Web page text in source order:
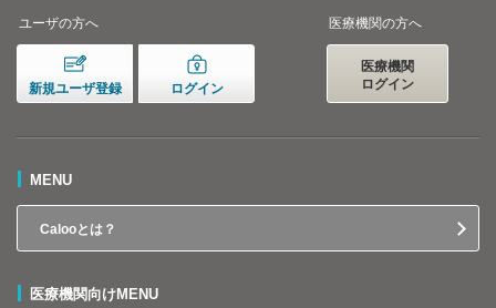
ユーザの方へ
新規ユーザ登録 ログイン
医療機関の方へ
医療機関
ログイン
MENU
Calooとは？
医療機関向けMENU